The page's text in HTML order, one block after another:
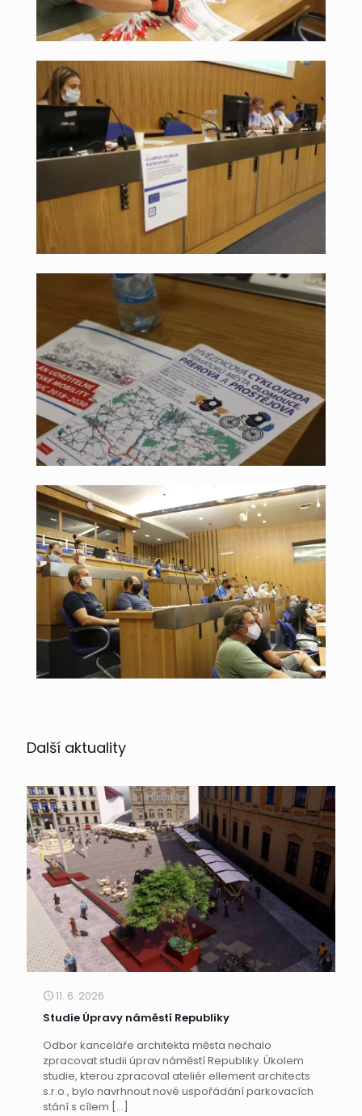
Další aktuality
11. 6. 2026
Studie Úpravy náměstí Republiky
Odbor kanceláře architekta města nechalo
zpracovat studii úprav náměstí Republiky. Úkolem
studie, kterou zpracoval ateliér ellement architects
s.r.o., bylo navrhnout nové uspořádání parkovacích
stání s cílem […]